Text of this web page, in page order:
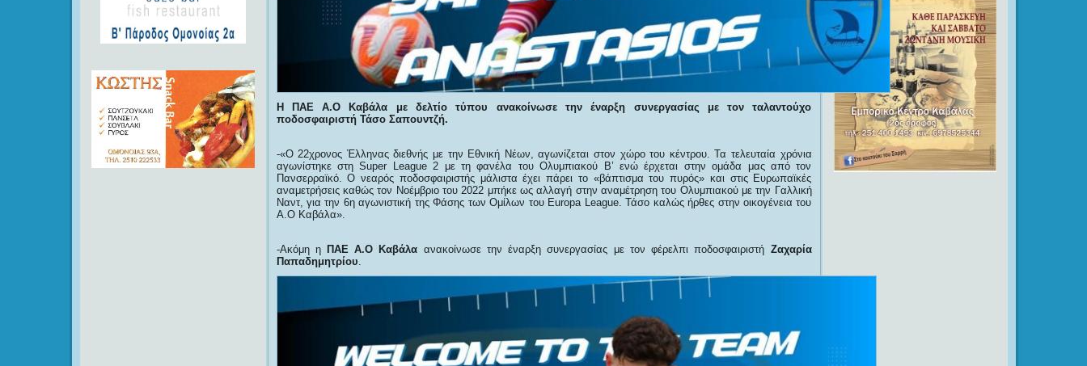
Η ΠΑΕ Α.Ο Καβάλα με δελτίο τύπου ανακοίνωσε την έναρξη συνεργασίας με τον ταλαντούχο
ποδοσφαιριστή Τάσο Σαπουντζή.
-«Ο 22χρονος Έλληνας διεθνής με την Εθνική Νέων, αγωνίζεται στον χώρο του κέντρου. Τα τελευταία χρόνια
αγωνίστηκε στη Super League 2 με τη φανέλα του Ολυμπιακού Β’ ενώ έρχεται στην ομάδα μας από τον
Πανσερραϊκό. Ο νεαρός ποδοσφαιριστής μάλιστα έχει πάρει το «βάπτισμα του πυρός» και στις Ευρωπαϊκές
αναμετρήσεις καθώς τον Νοέμβριο του 2022 μπήκε ως αλλαγή στην αναμέτρηση του Ολυμπιακού με την Γαλλική
Ναντ, για την 6η αγωνιστική της Φάσης των Ομίλων του Europa League. Τάσο καλώς ήρθες στην οικογένεια του
Α.Ο Καβάλα».
-Ακόμη η ΠΑΕ Α.Ο Καβάλα ανακοίνωσε την έναρξη συνεργασίας με τον φέρελπι ποδοσφαιριστή Ζαχαρία
Παπαδημητρίου